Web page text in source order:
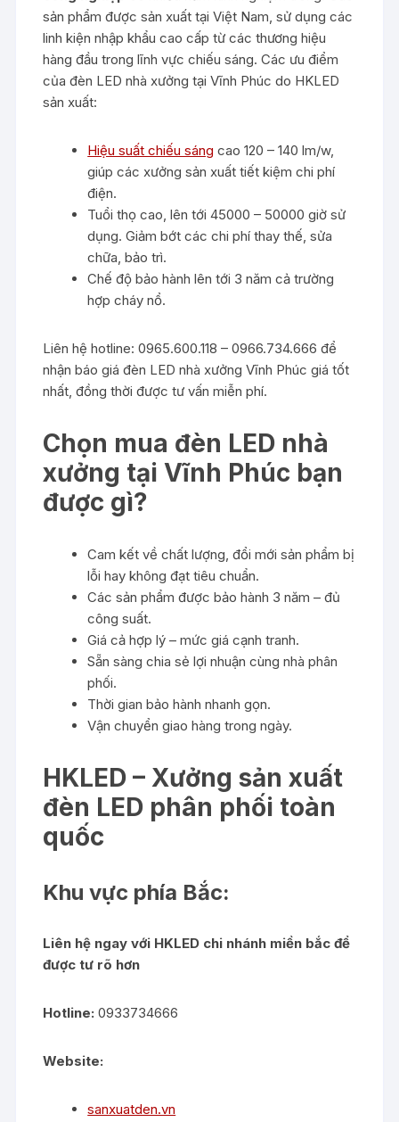
sản phẩm được sản xuất tại Việt Nam, sử dụng các
linh kiện nhập khẩu cao cấp từ các thương hiệu
hàng đầu trong lĩnh vực chiếu sáng. Các ưu điểm
của đèn LED nhà xưởng tại Vĩnh Phúc do HKLED
sản xuất:
Hiệu suất chiếu sáng cao 120 – 140 lm/w,
giúp các xưởng sản xuất tiết kiệm chi phí
điện.
Tuổi thọ cao, lên tới 45000 – 50000 giờ sử
dụng. Giảm bớt các chi phí thay thế, sửa
chữa, bảo trì.
Chế độ bảo hành lên tới 3 năm cả trường
hợp cháy nổ.
Liên hệ hotline: 0965.600.118 – 0966.734.666 để
nhận báo giá đèn LED nhà xưởng Vĩnh Phúc giá tốt
nhất, đồng thời được tư vấn miễn phí.
Chọn mua đèn LED nhà
xưởng tại Vĩnh Phúc bạn
được gì?
Cam kết về chất lượng, đổi mới sản phẩm bị
lỗi hay không đạt tiêu chuẩn.
Các sản phẩm được bảo hành 3 năm – đủ
công suất.
Giá cả hợp lý – mức giá cạnh tranh.
Sẵn sàng chia sẻ lợi nhuận cùng nhà phân
phối.
Thời gian bảo hành nhanh gọn.
Vận chuyển giao hàng trong ngày.
HKLED – Xưởng sản xuất
đèn LED phân phối toàn
quốc
Khu vực phía Bắc:
Liên hệ ngay với HKLED chi nhánh miền bắc để
được tư rõ hơn
Hotline: 0933734666
Website:
sanxuatden.vn